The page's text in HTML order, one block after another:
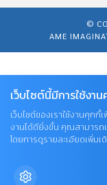
©
AME
เว็บไซต์นี้มีการใช้งา
เว็บไซต์ของเราใช้งานคุก
งานได้ดียิ่งขึ้น คุณสามารถ
โดยการดูรายละเอียดเพิ่ม